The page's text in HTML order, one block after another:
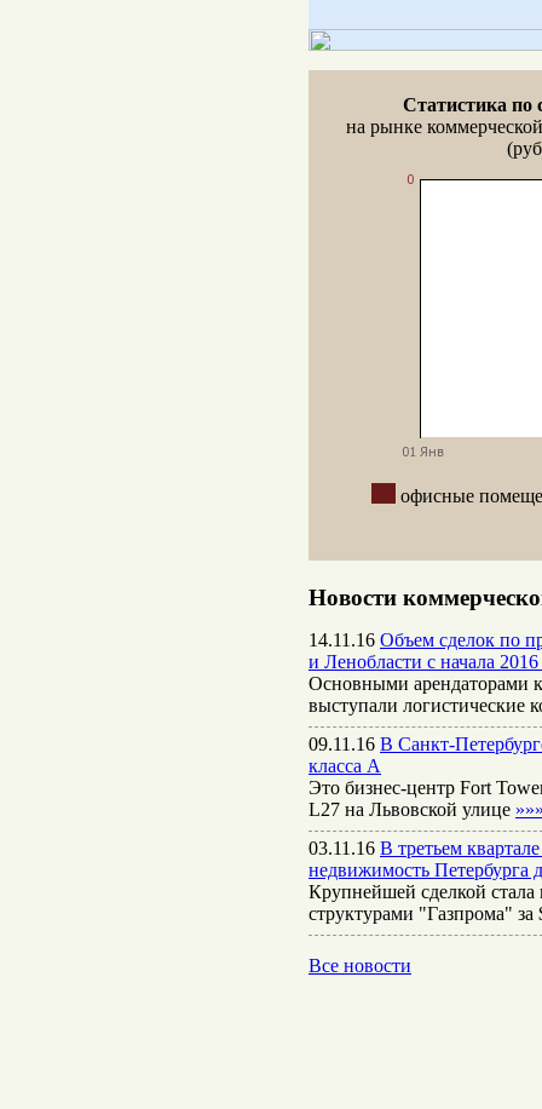
Статистика по
на рынке
офисные
Новости
14.11.16 Объем сделок по
и Ленобласти с начала
Основными арендаторами
выступали логистические
09.11.16 В Санкт-
класса А
Это бизнес-центр Fort
L27 на Львовской улице
03.11.16 В третьем
недвижимость Петербурга
Крупнейшей сделкой стала
структурами "Газпрома"
Все новости